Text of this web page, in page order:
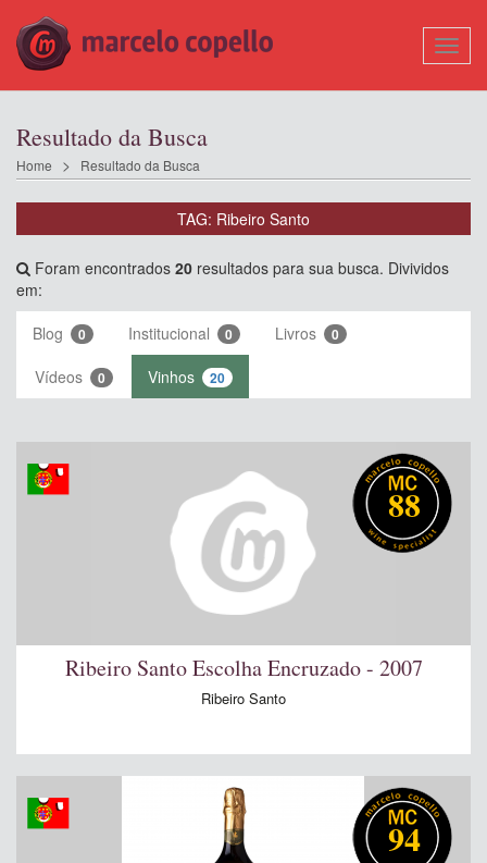
Resultado da Busca
Home Resultado da Busca
TAG: Ribeiro Santo
Foram encontrados 20 resultados para sua busca. Divividos
em:
Blog
0 Institucional 0 Livros 0
Vídeos 0 Vinhos 20
88
Ribeiro Santo Escolha Encruzado - 2007
Ribeiro Santo
94